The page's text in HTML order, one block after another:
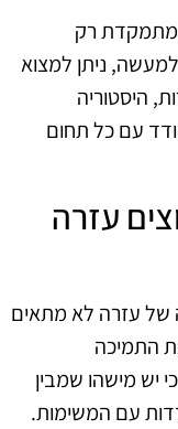
ישנה הנחה שעזרה בשיעורי בית ב-DIY מתמקדת רק
ניתן למצוא
היסטוריה
עם כל תחום
רוצים עזרה
של עזרה לא מתאים
התמיכה
יש מישהו שמבין
עם המשימות.